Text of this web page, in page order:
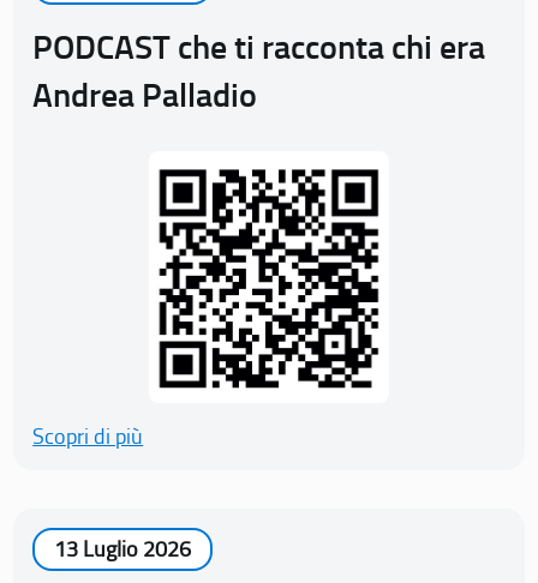
PODCAST che ti racconta chi era
Andrea Palladio
Scopri di più
13 Luglio 2026